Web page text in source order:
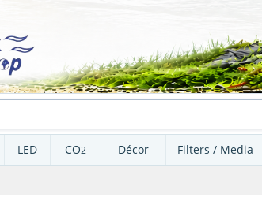
LED CO2 Décor Filters / Media